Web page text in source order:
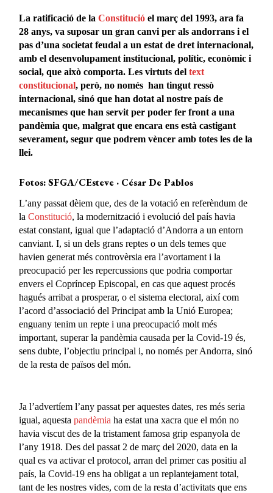
La ratificació de laConstitució el març del 1993, ara fa
28 anys, va suposar un gran canvi per als andorrans i el
pas d’una societat feudal a un estat de dret internacional,
amb el desenvolupament institucional, polític, econòmic i
social, que això comporta. Les virtuts deltext
constitucional, però, no només han tingut ressò
internacional, sinó que han dotat al nostre país de
mecanismes que han servit per poder fer front a una
pandèmia que, malgrat que encara ens està castigant
severament, segur que podrem vèncer amb totes les de la
llei.
Fotos: SFGA/CEsteve · César De Pablos
L’any passat dèiem que, des de la votació en referèndum de
laConstitució, la modernització i evolució del país havia
estat constant, igual que l’adaptació d’Andorra a un entorn
canviant. I, si un dels grans reptes o un dels temes que
havien generat més controvèrsia era l’avortament i la
preocupació per les repercussions que podria comportar
envers el Copríncep Episcopal, en cas que aquest procés
hagués arribat a prosperar, o el sistema electoral, així com
l’acord d’associació del Principat amb la Unió Europea;
enguany tenim un repte i una preocupació molt més
important, superar la pandèmia causada per la Covid-19 és,
sens dubte, l’objectiu principal i, no només per Andorra, sinó
de la resta de països del món.
Ja l’advertíem l’any passat per aquestes dates, res més seria
igual, aquestapandèmia ha estat una xacra que el món no
havia viscut des de la tristament famosa grip espanyola de
l’any 1918. Des del passat 2 de març del 2020, data en la
qual es va activar el protocol, arran del primer cas positiu al
país, la Covid-19 ens ha obligat a un replantejament total,
tant de les nostres vides, com de la resta d’activitats que ens